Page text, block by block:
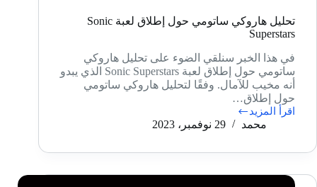
تحليل هاروكي ساتومي حول إطلاق لعبة Sonic
Superstars
في هذا الخبر سنلقي الضوء على تحليل هاروكي
ساتومي حول إطلاق لعبة Sonic Superstars الذي يبدو
أنه مخيب للآمال. وفقًا لتحليل هاروكي ساتومي
حول إطلاق…
اقرأ المزيد
تحليل
هاروكي
حول
لعبة
محمد 29 نوفمبر، 2023